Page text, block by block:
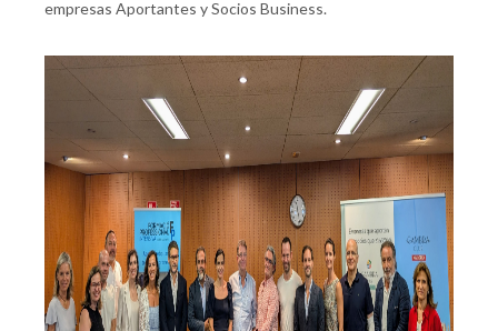
empresas Aportantes y Socios Business.